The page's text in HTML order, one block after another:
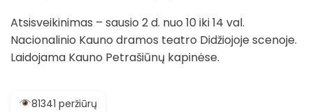
Atsisveikinimas – sausio 2 d. nuo 10 iki 14 val.
Nacionalinio Kauno dramos teatro Didžiojoje scenoje.
Laidojama Kauno Petrašiūnų kapinėse.
81341 peržiūrų